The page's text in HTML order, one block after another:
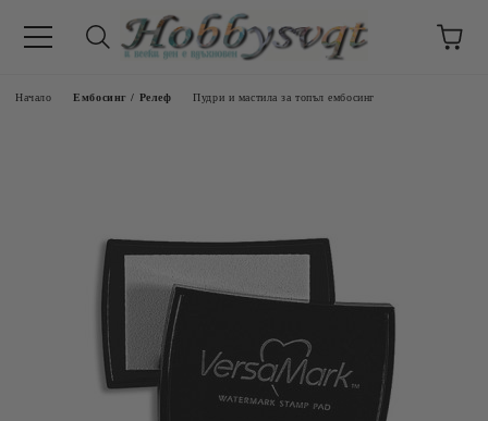
Начало Ембосинг / Релеф Пудри и мастила за топъл ембосинг